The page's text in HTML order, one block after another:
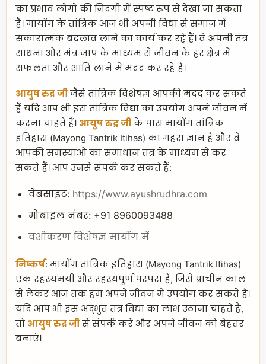
का प्रभाव लोगों की जिंदगी में स्पष्ट रूप से देखा जा सकता
है। मायोंग के तांत्रिक आज भी अपनी विद्या से समाज में
सकारात्मक बदलाव लाने का कार्य कर रहे हैं। वे अपनी तंत्र
साधना और मंत्र जाप के माध्यम से जीवन के हर क्षेत्र में
सफलता और शांति लाने में मदद कर रहे हैं।
आयुष रुद्र जी जैसे तांत्रिक विशेषज्ञ आपकी मदद कर सकते
हैं यदि आप भी इस तांत्रिक विद्या का उपयोग अपने जीवन में
करना चाहते हैं। आयुष रुद्र जी के पास मायोंग तांत्रिक
इतिहास (Mayong Tantrik Itihas) का गहरा ज्ञान है और वे
आपकी समस्याओं का समाधान तंत्र के माध्यम से कर
सकते हैं। आप उनसे संपर्क कर सकते हैं:
वेबसाइट: https://www.ayushrudhra.com
मोबाइल नंबर: +91 8960093488
वशीकरण विशेषज्ञ मायोंग में
निष्कर्ष: मायोंग तांत्रिक इतिहास (Mayong Tantrik Itihas)
एक रहस्यमयी और रहस्यपूर्ण परंपरा है, जिसे प्राचीन काल
से लेकर आज तक हम अपने जीवन में उपयोग कर सकते हैं।
यदि आप भी इस अद्भुत तंत्र विद्या का लाभ उठाना चाहते हैं,
तो आयुष रुद्र जी से संपर्क करें और अपने जीवन को बेहतर
बनाएं।